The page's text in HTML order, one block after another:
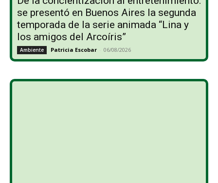
se presentó en Buenos Aires la segunda
temporada de la serie animada “Lina y
los amigos del Arcoíris”
Ambiente Patricia Escobar - 06/08/2026